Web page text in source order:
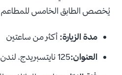
يُخصص الطابق الخامس للمطاعم
مدة الزيارة: أكثر من ساعتين
العنوان:125 نايتسبريدج، لندن، المملكة المتحدة